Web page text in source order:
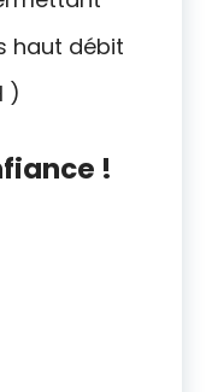
haut débit
)
!